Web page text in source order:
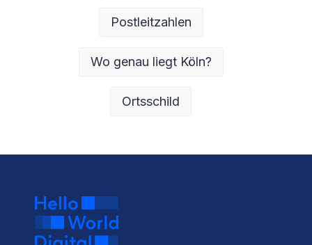
Postleitzahlen
Wo genau liegt Köln?
Ortsschild